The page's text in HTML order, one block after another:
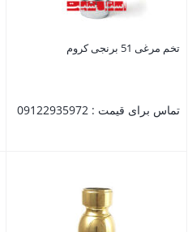
تخم مرغی 51 برنجی کروم
تماس برای قیمت : 09122935972